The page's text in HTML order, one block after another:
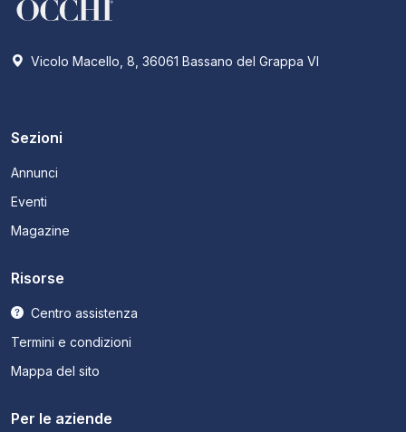
Vicolo Macello, 8, 36061 Bassano del Grappa VI
Sezioni
Annunci
Eventi
Magazine
Risorse
Centro assistenza
Termini e condizioni
Mappa del sito
Per le aziende